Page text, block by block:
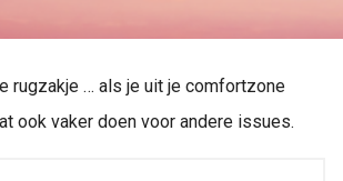
rugzakje … als je uit je comfortzone
ook vaker doen voor andere issues.